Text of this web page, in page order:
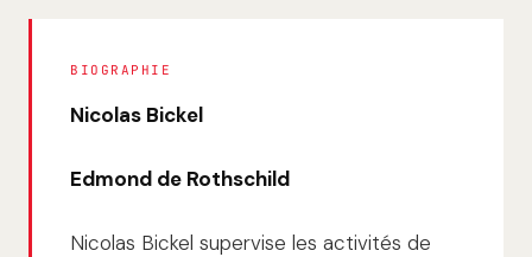
BIOGRAPHIE
Nicolas Bickel
Edmond de Rothschild
Nicolas Bickel supervise les activités de